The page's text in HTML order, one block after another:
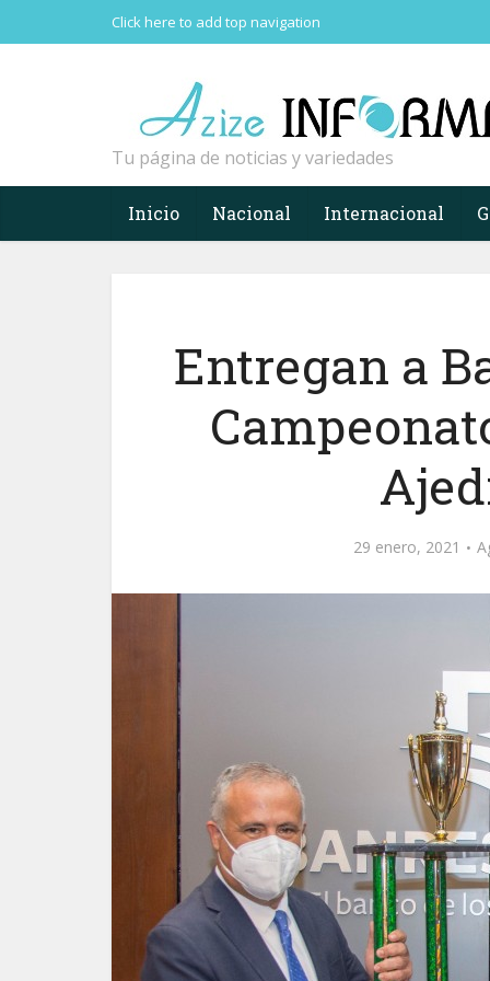
Click here to add top navigation
Tu página de noticias y variedades
Inicio Nacional Internacional
Entregan a
29 enero, 2021